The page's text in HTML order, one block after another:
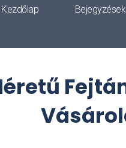
Kezdőlap Bejegyzések